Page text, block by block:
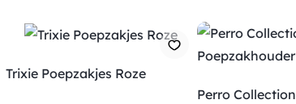
Trixie Poepzakjes Roze
Perro Collection